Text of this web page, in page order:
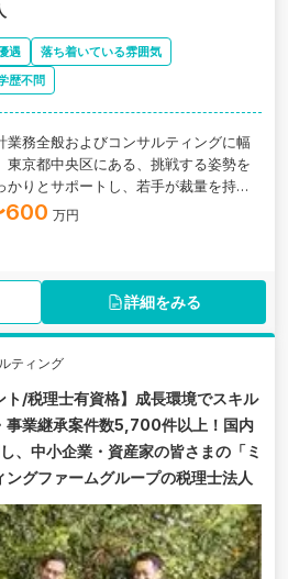
遇
落ち着いている雰囲気
歴不問
業務全般およびコンサルティングに幅
東京都中央区にある、挑戦する姿勢を
りとサポートし、若手が裁量を持っ
求人です。
600 万円
詳細をみる
ティング
ト/税理士有資格】成長環境でスキル
事業継承案件数5,700件以上！国内
、中小企業・資産家の皆さまの「ミ
グファームグループの税理士法人